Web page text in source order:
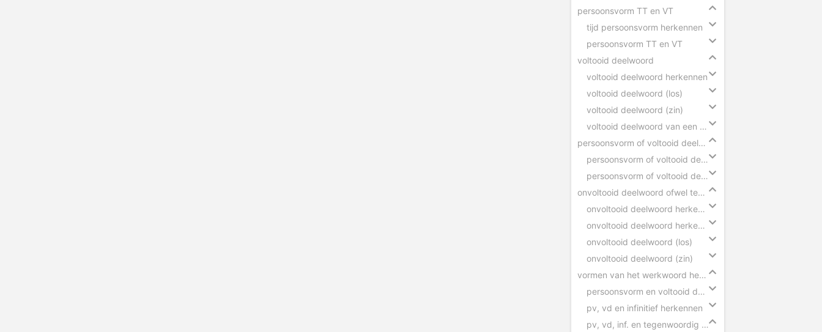
persoonsvorm TT en VT
tijd persoonsvorm herkennen
persoonsvorm TT en VT
voltooid deelwoord
voltooid deelwoord herkennen
voltooid deelwoord (los)
voltooid deelwoord (zin)
voltooid deelwoord van een scheidbaar werkwoord
persoonsvorm of voltooid deelwoord
persoonsvorm of voltooid deelwoord
persoonsvorm of voltooid deelwoord slepen
onvoltooid deelwoord ofwel tegenwoordig deelwoord
onvoltooid deelwoord herkennen (zinnen)
onvoltooid deelwoord herkennen (woorden)
onvoltooid deelwoord (los)
onvoltooid deelwoord (zin)
vormen van het werkwoord herkennen
persoonsvorm en voltooid deelwoord herkennen
pv, vd en infinitief herkennen
pv, vd, inf. en tegenwoordig deelwoord herkennen